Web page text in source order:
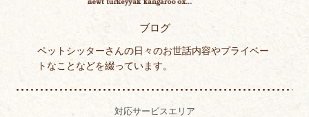
ブログ
ペットシッターさんの日々のお世話内容やプライベー
トなことなどを綴っています。
対応サービスエリア